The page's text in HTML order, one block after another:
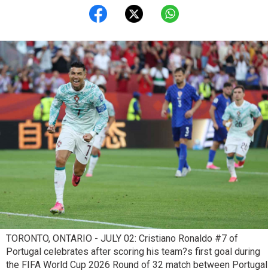
TORONTO, ONTARIO - JULY 02: Cristiano Ronaldo #7 of
Portugal celebrates after scoring his team?s first goal during
the FIFA World Cup 2026 Round of 32 match between Portugal